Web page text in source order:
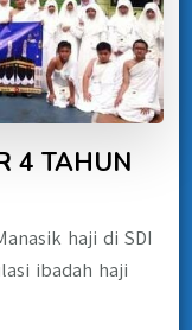
4 TAHUN
haji di SDI
ibadah haji